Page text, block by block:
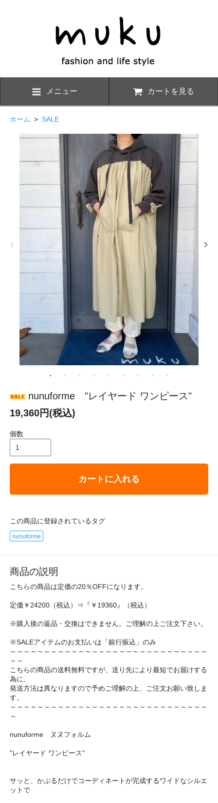
メニュー カートを見る
ホーム > SALE
nunuforme "レイヤード ワンピース"
19,360円(税込)
個数
カートに入れる
この商品に登録されているタグ
nunuforme
商品の説明
こちらの商品は定価の20％OFFになります。
定価￥24200（税込）⇒『￥19360』（税込）
※購入後の返品・交換はできません。ご理解の上ご注文下さい。
※SALEアイテムのお支払いは「銀行振込」のみ
～～～～～～～～～～～～～～～～～～～～～～～～～～～～～
～～
こちらの商品の送料無料ですが、送り先により最短でお届けする
為に、
発送方法は異なりますので予めご理解の上、ご注文お願い致しま
す。
～～～～～～～～～～～～～～～～～～～～～～～～～～～～～
～
nunuforme ヌヌフォルム
"レイヤード ワンピース"
サッと、かぶるだけでコーディネートが完成するワイドなシルエ
ットで